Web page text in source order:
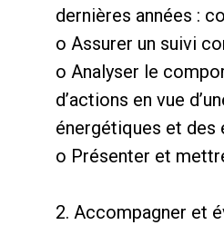
dernières années :
o Assurer un suivi
o Analyser le
d’actions en vue
énergétiques et des
o Présenter et
2. Accompagner et